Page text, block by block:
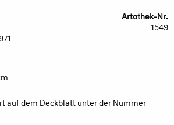
Artothek-Nr.
1549
auf dem Deckblatt unter der Nummer